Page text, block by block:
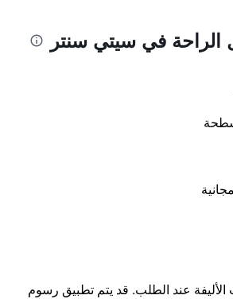
الراحة في سيتي سنتر
الأليفة عند الطلب. قد يتم تطبيق رسوم